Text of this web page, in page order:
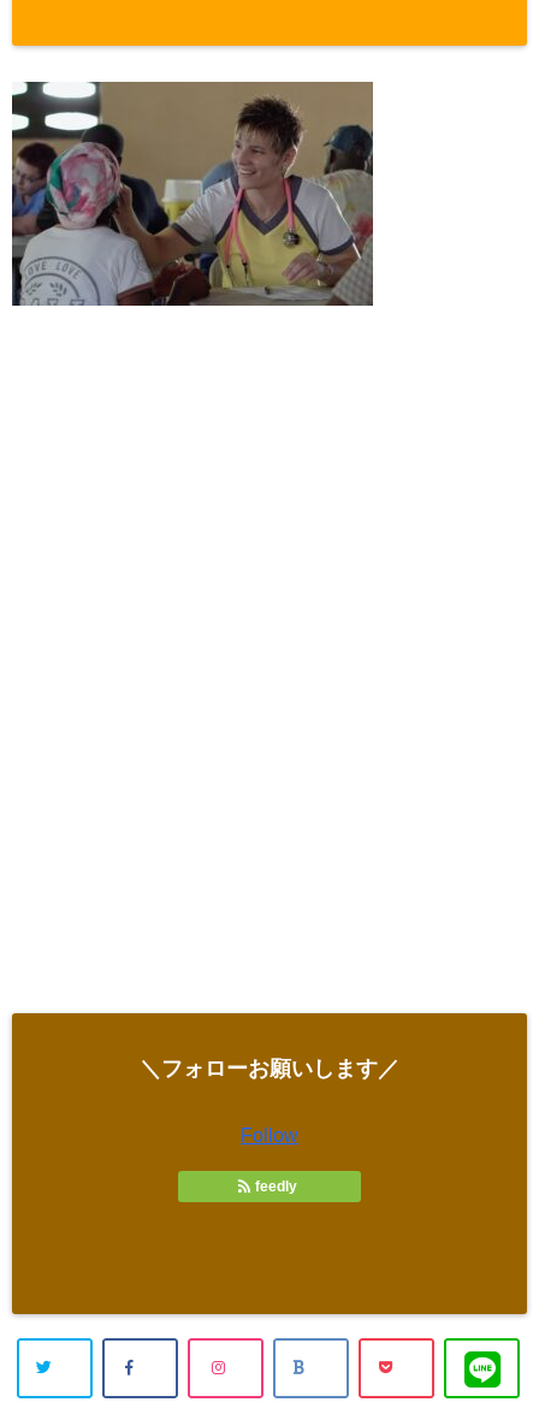
＼フォローお願いします／
Follow
feedly